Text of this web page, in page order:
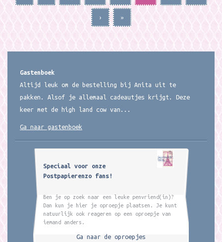
› »
Gastenboek
Altijd leuk om de bestelling bij Anita uit te
pakken. Alsof je allemaal cadeautjes krijgt. Deze
keer met de high land cow van...
Ga naar gastenboek
Speciaal voor onze
Postpapierenzo fans!
Ben je op zoek naar een leuke penvriend(in)?
Dan kun je hier je oproepje plaatsen. Je kunt
natuurlijk ook reageren op een oproepje van
iemand anders.
Ga naar de oproepjes